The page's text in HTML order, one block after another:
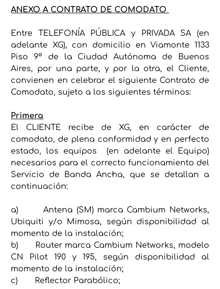
ANEXO A CONTRATO DE COMODATO
Entre TELEFONÍA PÚBLICA y PRIVADA SA (en
adelante XG), con domicilio en Viamonte 1133
Piso 9º de la Ciudad Autónoma de Buenos
Aires, por una parte, y por la otra, el Cliente,
convienen en celebrar el siguiente Contrato de
Comodato, sujeto a los siguientes términos:
Primera
El CLIENTE recibe de XG, en carácter de
comodato, de plena conformidad y en perfecto
estado, los equipos (en adelante el Equipo)
necesarios para el correcto funcionamiento del
Servicio de Banda Ancha, que se detallan a
continuación:
a) Antena (SM) marca Cambium Networks,
Ubiquiti y/o Mimosa, según disponibilidad al
momento de la instalación;
b) Router marca Cambium Networks, modelo
CN Pilot 190 y 195, según disponibilidad al
momento de la instalación;
c) Reflector Parabólico;